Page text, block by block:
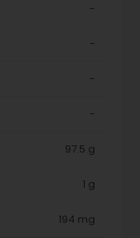
-
-
-
-
97.5 g
1 g
194 mg